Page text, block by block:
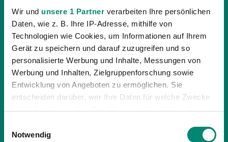
Wir und unsere 1 Partner verarbeiten Ihre persönlichen
Daten, wie z. B. Ihre IP-Adresse, mithilfe von
Technologien wie Cookies, um Informationen auf Ihrem
Gerät zu speichern und darauf zuzugreifen und so
personalisierte Werbung und Inhalte, Messungen von
Werbung und Inhalten, Zielgruppenforschung sowie
Entwicklung von Angeboten zu ermöglichen. Sie
entscheiden darüber, wer Ihre Daten für welche Zwecke
nutzt. Sie können Ihre Einwilligung jederzeit über die
Trigger Symbol ändern oder widerrufen
Notwendig
15.01.2018| UNKATEGORISIERT
THOMAS FRÖSCHL IST DER SPIELER DES
JAHRES
Fröschl zum Spieler des Jahres 2017. Geehrt wurde der